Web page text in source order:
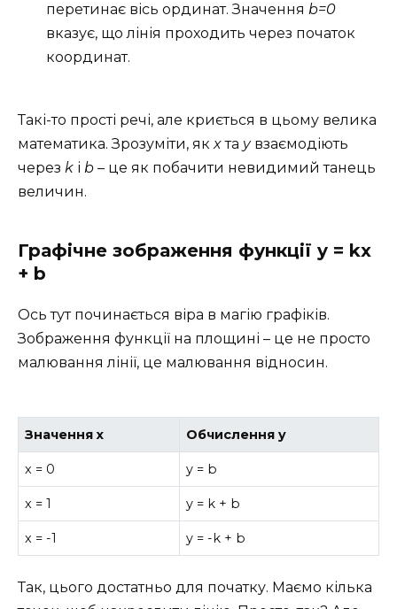
перетинає вісь ординат. Значення b=0
вказує, що лінія проходить через початок
координат.
Такі-то прості речі, але криється в цьому велика
математика. Зрозуміти, як xта yвзаємодіють
через k і b – це як побачити невидимий танець
величин.
Графічне зображення функції y = kx
+ b
Ось тут починається віра в магію графіків.
Зображення функції на площині – це не просто
малювання лінії, це малювання відносин.
Значення x Обчислення y
x = 0 y = b
x = 1 y = k + b
x = -1 y = -k + b
Так, цього достатньо для початку. Маємо кілька